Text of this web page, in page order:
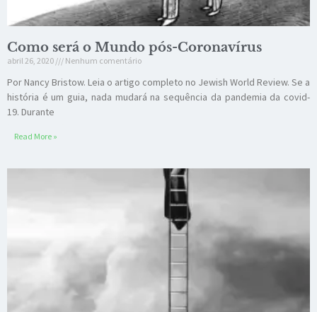
Como será o Mundo pós-Coronavírus
abril 26, 2020 Nenhum comentário
Por Nancy Bristow. Leia o artigo completo no Jewish World Review. Se a
história é um guia, nada mudará na sequência da pandemia da covid-
19. Durante
Read More »